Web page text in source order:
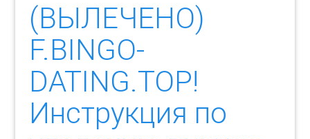
(ВЫЛЕЧЕНО)
F.BINGO-
DATING.TOP!
Инструкция по